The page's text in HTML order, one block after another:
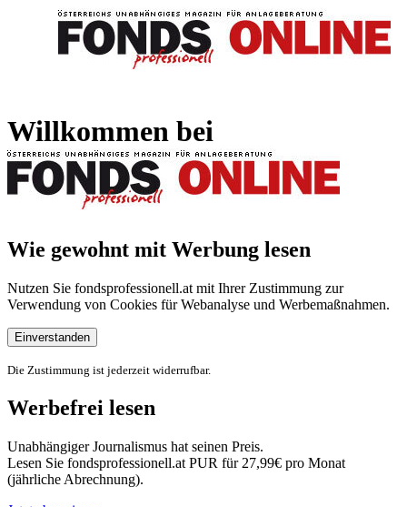
Willkommen bei
Wie gewohnt mit Werbung lesen
Nutzen Sie fondsprofessionell.at mit Ihrer Zustimmung zur
Verwendung von Cookies für Webanalyse und Werbemaßnahmen.
Einverstanden
Die Zustimmung ist jederzeit widerrufbar.
Werbefrei lesen
Unabhängiger Journalismus hat seinen Preis.
Lesen Sie fondsprofessionell.at PUR für 27,99€ pro Monat
(jährliche Abrechnung).